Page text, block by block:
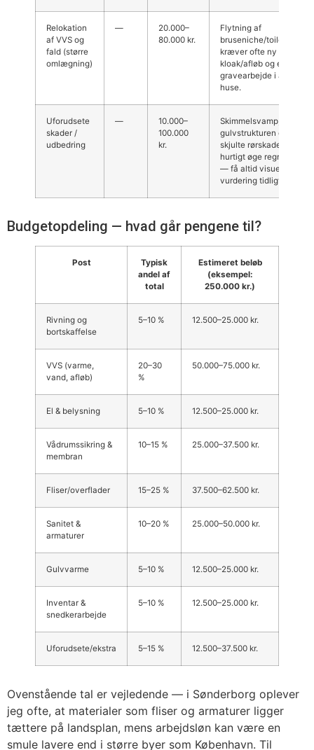
Relokation
af VVS og
fald (større
omlægning)
—
20.000–
80.000 kr.
Flytning af
bruseniche/toilet
kræver ofte ny
kloak/afløb og ekstra
gravearbejde i ældre
huse.
Uforudsete
skader /
udbedring
—
10.000–
100.000
kr.
Skimmelsvamp, råd i
gulvstrukturen eller
skjulte rørskader kan
hurtigt øge regningen
— få altid visuel/åben
vurdering tidligt.
Budgetopdeling — hvad går pengene til?
Post
Typisk
andel af
total
Estimeret beløb
(eksempel:
250.000 kr.)
Rivning og
bortskaffelse
5–10 % 12.500–25.000 kr.
VVS (varme,
vand, afløb)
20–30
%
50.000–75.000 kr.
El & belysning 5–10 % 12.500–25.000 kr.
Vådrumssikring &
membran
10–15 % 25.000–37.500 kr.
Fliser/overflader 15–25 % 37.500–62.500 kr.
Sanitet &
armaturer
10–20 % 25.000–50.000 kr.
Gulvvarme 5–10 % 12.500–25.000 kr.
Inventar &
snedkerarbejde
5–10 % 12.500–25.000 kr.
Uforudsete/ekstra 5–15 % 12.500–37.500 kr.
Ovenstående tal er vejledende — i Sønderborg oplever
jeg ofte, at materialer som fliser og armaturer ligger
tættere på landsplan, mens arbejdsløn kan være en
smule lavere end i større byer som København. Til